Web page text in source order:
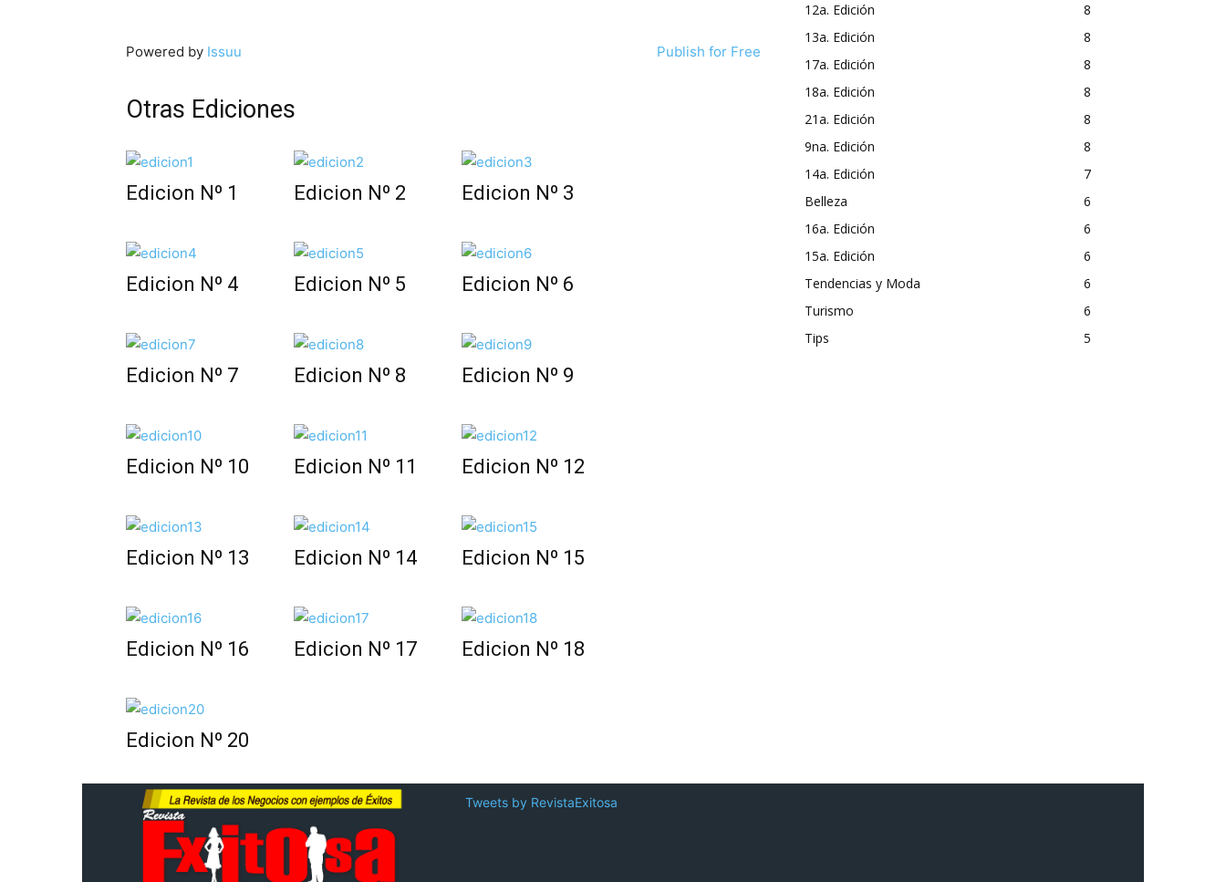
Powered by Issuu Publish for Free
Otras Ediciones
Edicion Nº 1 Edicion Nº 2 Edicion Nº 3
Edicion Nº 4 Edicion Nº 5 Edicion Nº 6
Edicion Nº 7 Edicion Nº 8 Edicion Nº 9
Edicion Nº 10 Edicion Nº 11 Edicion Nº 12
Edicion Nº 13 Edicion Nº 14 Edicion Nº 15
Edicion Nº 16 Edicion Nº 17 Edicion Nº 18
Edicion Nº 20
12a. Edición
8
13a. Edición
8
17a. Edición
8
18a. Edición
8
21a. Edición
8
9na. Edición
8
14a. Edición
7
Belleza
6
16a. Edición
6
15a. Edición
6
Tendencias y Moda
6
Turismo
6
Tips
5
Tweets by RevistaExitosa